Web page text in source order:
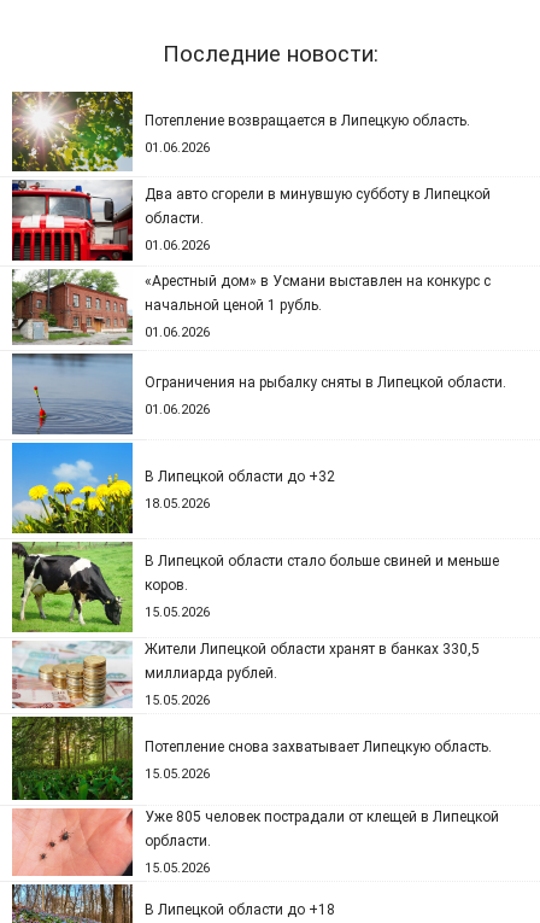
Последние новости:
Потепление возвращается в Липецкую область.
01.06.2026
Два авто сгорели в минувшую субботу в Липецкой
области.
01.06.2026
«Арестный дом» в Усмани выставлен на конкурс с
начальной ценой 1 рубль.
01.06.2026
Ограничения на рыбалку сняты в Липецкой области.
01.06.2026
В Липецкой области до +32
18.05.2026
В Липецкой области стало больше свиней и меньше
коров.
15.05.2026
Жители Липецкой области хранят в банках 330,5
миллиарда рублей.
15.05.2026
Потепление снова захватывает Липецкую область.
15.05.2026
Уже 805 человек пострадали от клещей в Липецкой
орбласти.
15.05.2026
В Липецкой области до +18